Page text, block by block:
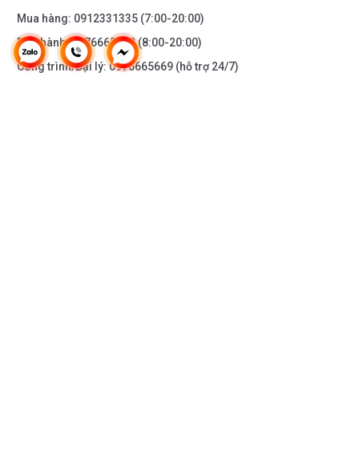
Mua hàng: 0912331335 (7:00-20:00)
Bảo hành:0976665669(8:00-20:00)
Công trình/Đại lý:0976665669 (hỗ trợ 24/7)